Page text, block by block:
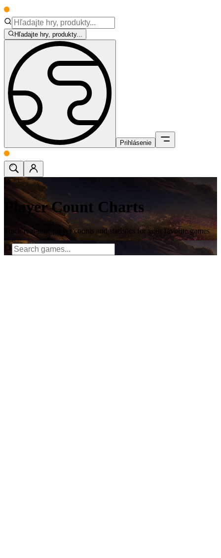
Hľadajte hry, produkty...
Prihlásenie
Player Count Charts
Track real-time player counts and statistics for your favorite games